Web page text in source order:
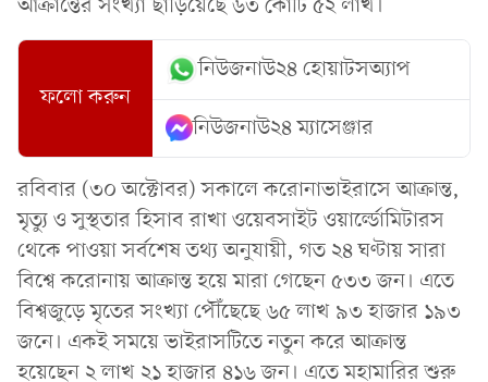
আক্রান্তের সংখ্যা ছাড়িয়েছে ৬৩ কোটি ৫২ লাখ।
ফলো করুন
নিউজনাউ২৪ হোয়াটসঅ্যাপ
নিউজনাউ২৪ ম্যাসেঞ্জার
রবিবার (৩০ অক্টোবর) সকালে করোনাভাইরাসে আক্রান্ত,
মৃত্যু ও সুস্থতার হিসাব রাখা ওয়েবসাইট ওয়ার্ল্ডোমিটারস
থেকে পাওয়া সর্বশেষ তথ্য অনুযায়ী, গত ২৪ ঘণ্টায় সারা
বিশ্বে করোনায় আক্রান্ত হয়ে মারা গেছেন ৫৩৩ জন। এতে
বিশ্বজুড়ে মৃতের সংখ্যা পৌঁছেছে ৬৫ লাখ ৯৩ হাজার ১৯৩
জনে। একই সময়ে ভাইরাসটিতে নতুন করে আক্রান্ত
হয়েছেন ২ লাখ ২১ হাজার ৪১৬ জন। এতে মহামারির শুরু